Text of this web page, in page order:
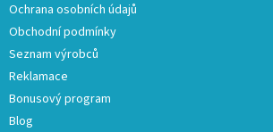
Ochrana osobních údajů
Obchodní podmínky
Seznam výrobců
Reklamace
Bonusový program
Blog